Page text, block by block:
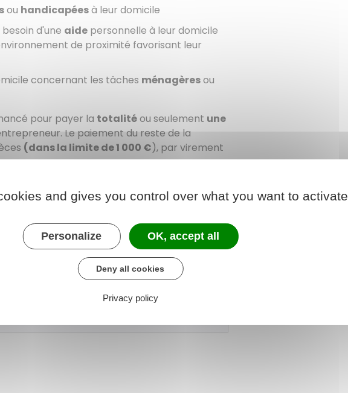
ou handicapéesà leur domicile
d'une aide personnelle à leur domicile
de proximité favorisant leur
concernant les tâches ménagèresou
pour payer la totalitéou seulement une
Le paiement du reste de la
(dans la limite de1 000 €), par virement
d'uncrédit d'impôt.
and gives you control over what you want to activate
Personalize OK, accept all
Deny all cookies
Privacy policy